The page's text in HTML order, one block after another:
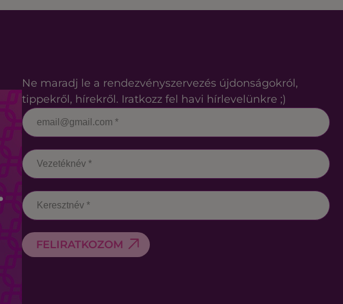
Ne maradj le a rendezvényszervezés újdonságokról,
tippekről, hírekről. Iratkozz fel havi hírlevelünkre ;)
FELIRATKOZOM